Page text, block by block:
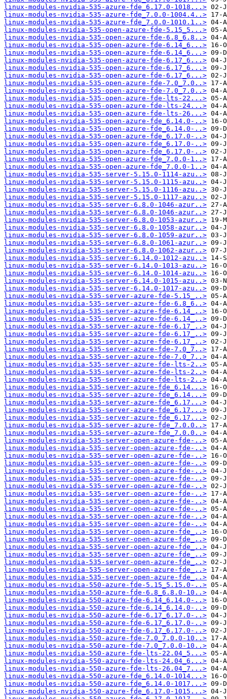
linux-modules-nvidia-535-azure-fde_6.17.0-1018...>
linux-modules-nvidia-535-azure-fde_7.0.0-1004.4..>
linux-modules-nvidia-535-azure-fde_7.0.0-1010.1..>
linux-modules-nvidia-535-open-azure-fde-5.15_5...>
linux-modules-nvidia-535-open-azure-fde-6.8_6.8..>
linux-modules-nvidia-535-open-azure-fde-6.14_6...>
linux-modules-nvidia-535-open-azure-fde-6.14_6...>
linux-modules-nvidia-535-open-azure-fde-6.17_6...>
linux-modules-nvidia-535-open-azure-fde-6.17_6...>
linux-modules-nvidia-535-open-azure-fde-6.17_6...>
linux-modules-nvidia-535-open-azure-fde-7.0_7.0..>
linux-modules-nvidia-535-open-azure-fde-7.0_7.0..>
linux-modules-nvidia-535-open-azure-fde-lts-22...>
linux-modules-nvidia-535-open-azure-fde-lts-24...>
linux-modules-nvidia-535-open-azure-fde-lts-26...>
linux-modules-nvidia-535-open-azure-fde_6.14.0-..>
linux-modules-nvidia-535-open-azure-fde_6.14.0-..>
linux-modules-nvidia-535-open-azure-fde_6.17.0-..>
linux-modules-nvidia-535-open-azure-fde_6.17.0-..>
linux-modules-nvidia-535-open-azure-fde_6.17.0-..>
linux-modules-nvidia-535-open-azure-fde_7.0.0-1..>
linux-modules-nvidia-535-open-azure-fde_7.0.0-1..>
linux-modules-nvidia-535-server-5.15.0-1114-azu..>
linux-modules-nvidia-535-server-5.15.0-1115-azu..>
linux-modules-nvidia-535-server-5.15.0-1116-azu..>
linux-modules-nvidia-535-server-5.15.0-1117-azu..>
linux-modules-nvidia-535-server-6.8.0-1046-azur..>
linux-modules-nvidia-535-server-6.8.0-1046-azur..>
linux-modules-nvidia-535-server-6.8.0-1053-azur..>
linux-modules-nvidia-535-server-6.8.0-1058-azur..>
linux-modules-nvidia-535-server-6.8.0-1059-azur..>
linux-modules-nvidia-535-server-6.8.0-1061-azur..>
linux-modules-nvidia-535-server-6.8.0-1062-azur..>
linux-modules-nvidia-535-server-6.14.0-1012-azu..>
linux-modules-nvidia-535-server-6.14.0-1013-azu..>
linux-modules-nvidia-535-server-6.14.0-1014-azu..>
linux-modules-nvidia-535-server-6.14.0-1015-azu..>
linux-modules-nvidia-535-server-6.14.0-1017-azu..>
linux-modules-nvidia-535-server-azure-fde-5.15_..>
linux-modules-nvidia-535-server-azure-fde-6.8_6..>
linux-modules-nvidia-535-server-azure-fde-6.14_..>
linux-modules-nvidia-535-server-azure-fde-6.14_..>
linux-modules-nvidia-535-server-azure-fde-6.17_..>
linux-modules-nvidia-535-server-azure-fde-6.17_..>
linux-modules-nvidia-535-server-azure-fde-6.17_..>
linux-modules-nvidia-535-server-azure-fde-7.0_7..>
linux-modules-nvidia-535-server-azure-fde-7.0_7..>
linux-modules-nvidia-535-server-azure-fde-lts-2..>
linux-modules-nvidia-535-server-azure-fde-lts-2..>
linux-modules-nvidia-535-server-azure-fde-lts-2..>
linux-modules-nvidia-535-server-azure-fde_6.14...>
linux-modules-nvidia-535-server-azure-fde_6.14...>
linux-modules-nvidia-535-server-azure-fde_6.17...>
linux-modules-nvidia-535-server-azure-fde_6.17...>
linux-modules-nvidia-535-server-azure-fde_6.17...>
linux-modules-nvidia-535-server-azure-fde_7.0.0..>
linux-modules-nvidia-535-server-azure-fde_7.0.0..>
linux-modules-nvidia-535-server-open-azure-fde-..>
linux-modules-nvidia-535-server-open-azure-fde-..>
linux-modules-nvidia-535-server-open-azure-fde-..>
linux-modules-nvidia-535-server-open-azure-fde-..>
linux-modules-nvidia-535-server-open-azure-fde-..>
linux-modules-nvidia-535-server-open-azure-fde-..>
linux-modules-nvidia-535-server-open-azure-fde-..>
linux-modules-nvidia-535-server-open-azure-fde-..>
linux-modules-nvidia-535-server-open-azure-fde-..>
linux-modules-nvidia-535-server-open-azure-fde-..>
linux-modules-nvidia-535-server-open-azure-fde-..>
linux-modules-nvidia-535-server-open-azure-fde-..>
linux-modules-nvidia-535-server-open-azure-fde_..>
linux-modules-nvidia-535-server-open-azure-fde_..>
linux-modules-nvidia-535-server-open-azure-fde_..>
linux-modules-nvidia-535-server-open-azure-fde_..>
linux-modules-nvidia-535-server-open-azure-fde_..>
linux-modules-nvidia-535-server-open-azure-fde_..>
linux-modules-nvidia-535-server-open-azure-fde_..>
linux-modules-nvidia-550-azure-fde-5.15_5.15.0-..>
linux-modules-nvidia-550-azure-fde-6.8_6.8.0-10..>
linux-modules-nvidia-550-azure-fde-6.14_6.14.0-..>
linux-modules-nvidia-550-azure-fde-6.14_6.14.0-..>
linux-modules-nvidia-550-azure-fde-6.17_6.17.0-..>
linux-modules-nvidia-550-azure-fde-6.17_6.17.0-..>
linux-modules-nvidia-550-azure-fde-6.17_6.17.0-..>
linux-modules-nvidia-550-azure-fde-7.0_7.0.0-10..>
linux-modules-nvidia-550-azure-fde-7.0_7.0.0-10..>
linux-modules-nvidia-550-azure-fde-lts-22.04_5...>
linux-modules-nvidia-550-azure-fde-lts-24.04_6...>
linux-modules-nvidia-550-azure-fde-lts-26.04_7...>
linux-modules-nvidia-550-azure-fde_6.14.0-1014...>
linux-modules-nvidia-550-azure-fde_6.14.0-1017...>
linux-modules-nvidia-550-azure-fde_6.17.0-1015...>